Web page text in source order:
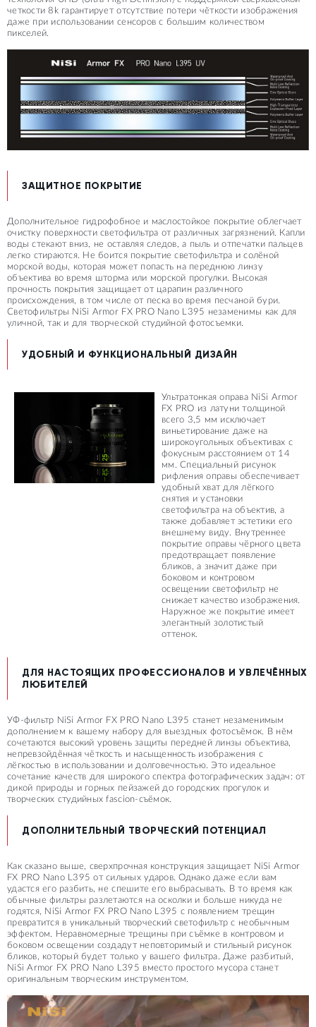
четкости 8k гарантирует отсутствие потери чёткости изображения
даже при использовании сенсоров с большим количеством
пикселей.
ЗАЩИТНОЕ ПОКРЫТИЕ
Дополнительное гидрофобное и маслостойкое покрытие облегчает
очистку поверхности светофильтра от различных загрязнений. Капли
воды стекают вниз, не оставляя следов, а пыль и отпечатки пальцев
легко стираются. Не боится покрытие светофильтра и солёной
морской воды, которая может попасть на переднюю линзу
объектива во время шторма или морской прогулки. Высокая
прочность покрытия защищает от царапин различного
происхождения, в том числе от песка во время песчаной бури.
Светофильтры NiSi Armor FX PRO Nano L395 незаменимы как для
уличной, так и для творческой студийной фотосъемки.
УДОБНЫЙ И ФУНКЦИОНАЛЬНЫЙ ДИЗАЙН
Ультратонкая оправа NiSi Armor
FX PRO из латуни толщиной
всего 3,5 мм исключает
виньетирование даже на
широкоугольных объективах с
фокусным расстоянием от 14
мм. Специальный рисунок
рифления оправы обеспечивает
удобный хват для лёгкого
снятия и установки
светофильтра на объектив, а
также добавляет эстетики его
внешнему виду. Внутреннее
покрытие оправы чёрного цвета
предотвращает появление
бликов, а значит даже при
боковом и контровом
освещении светофильтр не
снижает качество изображения.
Наружное же покрытие имеет
элегантный золотистый
оттенок.
ДЛЯ НАСТОЯЩИХ ПРОФЕССИОНАЛОВ И УВЛЕЧЁННЫХ
ЛЮБИТЕЛЕЙ
УФ-фильтр NiSi Armor FX PRO Nano L395 станет незаменимым
дополнением к вашему набору для выездных фотосъёмок. В нём
сочетаются высокий уровень защиты передней линзы объектива,
непревзойдённая чёткость и насыщенность изображения с
лёгкостью в использовании и долговечностью. Это идеальное
сочетание качеств для широкого спектра фотографических задач: от
дикой природы и горных пейзажей до городских прогулок и
творческих студийных fascion-съёмок.
ДОПОЛНИТЕЛЬНЫЙ ТВОРЧЕСКИЙ ПОТЕНЦИАЛ
Как сказано выше, сверхпрочная конструкция защищает NiSi Armor
FX PRO Nano L395 от сильных ударов. Однако даже если вам
удастся его разбить, не спешите его выбрасывать. В то время как
обычные фильтры разлетаются на осколки и больше никуда не
годятся, NiSi Armor FX PRO Nano L395 с появлением трещин
превратится в уникальный творческий светофильтр с необычным
эффектом. Неравномерные трещины при съёмке в контровом и
боковом освещении создадут неповторимый и стильный рисунок
бликов, который будет только у вашего фильтра. Даже разбитый,
NiSi Armor FX PRO Nano L395 вместо простого мусора станет
оригинальным творческим инструментом.